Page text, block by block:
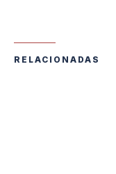
RELACIONADAS